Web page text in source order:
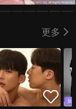
更多
新